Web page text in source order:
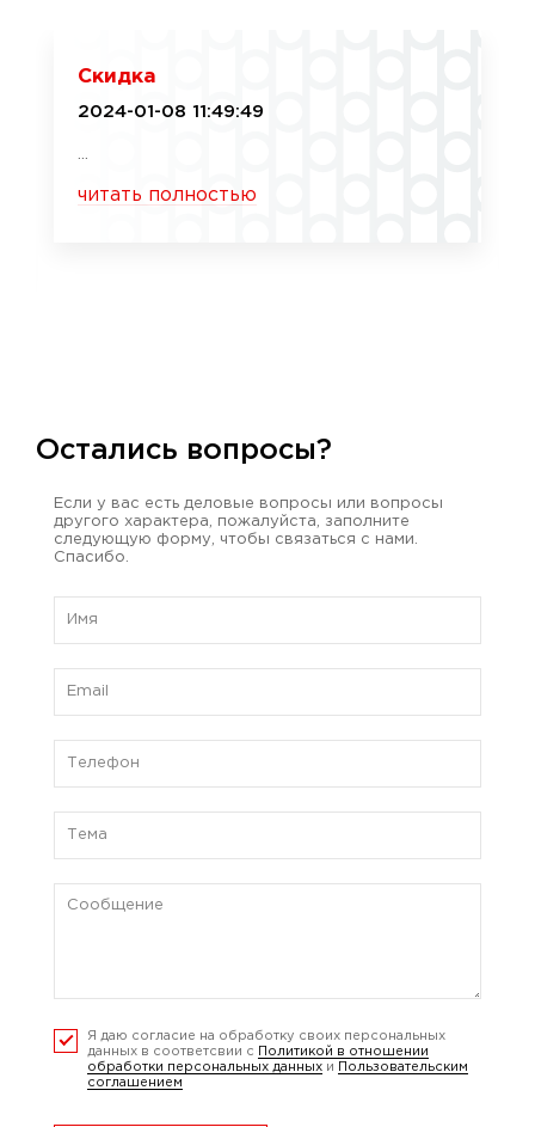
Скидка
2024-01-08 11:49:49
читать полностью
Остались вопросы?
Если у вас есть деловые вопросы или вопросы
другого характера, пожалуйста, заполните
следующую форму, чтобы связаться с нами.
Спасибо.
Я даю согласие на обработку своих персональных
данных в соответсвии с
Политикой в отношении
обработки персональных данных и
Пользовательским
соглашением